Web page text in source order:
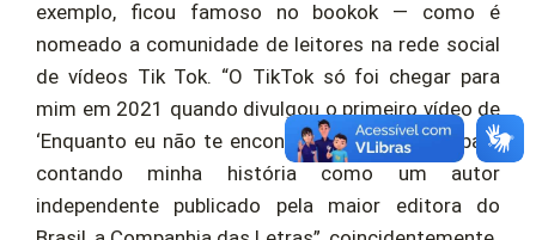
exemplo, ficou famoso no bookok — como é
nomeado a comunidade de leitores na rede social
de vídeos Tik Tok. “O TikTok só foi chegar para
mim em 2021 quando divulgou o primeiro vídeo de
‘Enquanto eu não te encontro’, revelando a capa e
contando minha história como um autor
independente publicado pela maior editora do